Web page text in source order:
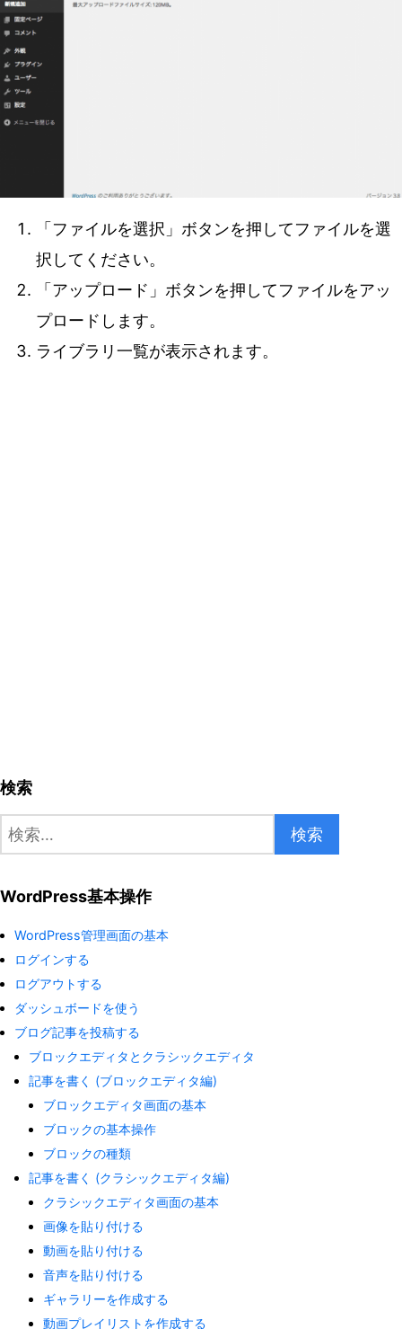
「ファイルを選択」ボタンを押してファイルを選
択してください。
「アップロード」ボタンを押してファイルをアッ
プロードします。
ライブラリ一覧が表示されます。
検索
検
索:
WordPress基本操作
WordPress管理画面の基本
ログインする
ログアウトする
ダッシュボードを使う
ブログ記事を投稿する
ブロックエディタとクラシックエディタ
記事を書く (ブロックエディタ編)
ブロックエディタ画面の基本
ブロックの基本操作
ブロックの種類
記事を書く (クラシックエディタ編)
クラシックエディタ画面の基本
画像を貼り付ける
動画を貼り付ける
音声を貼り付ける
ギャラリーを作成する
動画プレイリストを作成する